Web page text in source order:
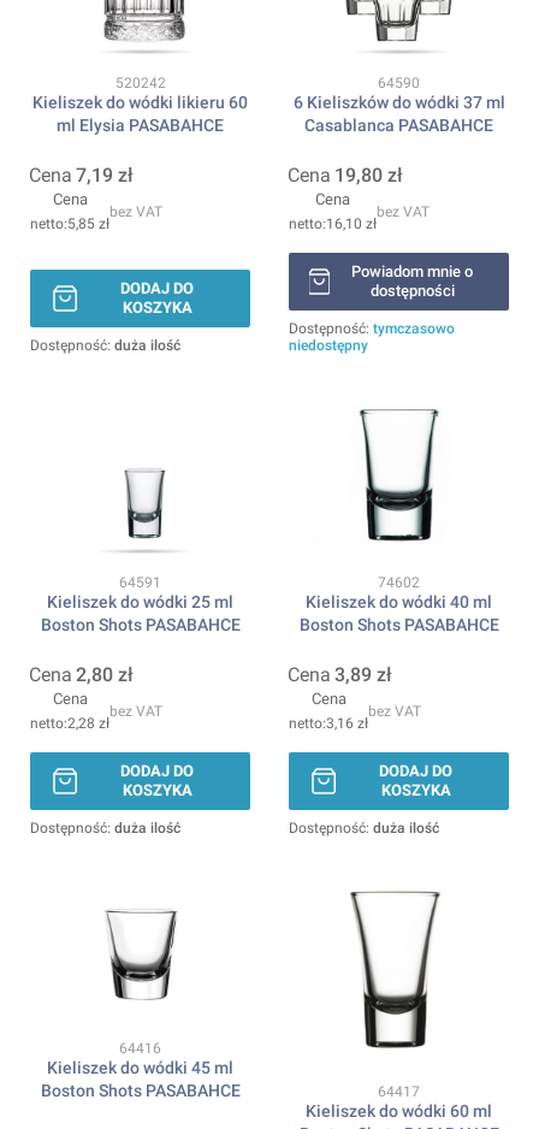
Kod produktu
520242
Kieliszek do wódki likieru 60
ml Elysia PASABAHCE
Cena 7,19 zł
Cena
5,85 zł
bez VAT
DODAJ DO
KOSZYKA
Dostępność: duża ilość
Kod produktu
64590
6 Kieliszków do wódki 37 ml
Casablanca PASABAHCE
Cena 19,80 zł
Cena
16,10 zł
bez VAT
Powiadom mnie o
dostępności
Dostępność: tymczasowo
niedostępny
Kod produktu
64591
Kieliszek do wódki 25 ml
Boston Shots PASABAHCE
Cena 2,80 zł
Cena
2,28 zł
bez VAT
DODAJ DO
KOSZYKA
Dostępność: duża ilość
Kod produktu
74602
Kieliszek do wódki 40 ml
Boston Shots PASABAHCE
Cena 3,89 zł
Cena
3,16 zł
bez VAT
DODAJ DO
KOSZYKA
Dostępność: duża ilość
Kod produktu
64416
Kieliszek do wódki 45 ml
Boston Shots PASABAHCE
Kod produktu
64417
Kieliszek do wódki 60 ml